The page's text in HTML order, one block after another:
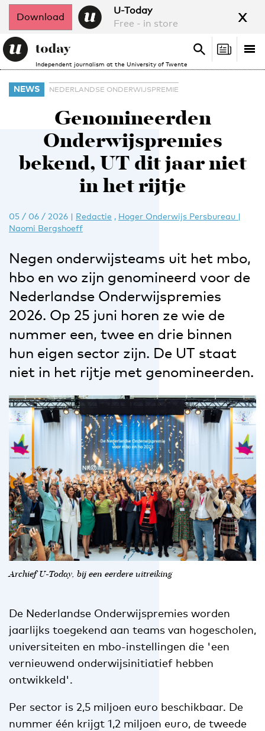
Download
U-Today
Free - in store
x
Independent journalism at the University of Twente
Search
Search
NEWS NEDERLANDSE ONDERWIJSPREMIE
Genomineerden
Onderwijspremies
bekend, UT dit jaar niet
in het rijtje
05 / 06 / 2026 | Redactie , Hoger Onderwijs Persbureau |
Naomi Bergshoeff
Negen onderwijsteams uit het mbo,
hbo en wo zijn genomineerd voor de
Nederlandse Onderwijspremies
2026. Op 25 juni horen ze wie de
nummer een, twee en drie binnen
hun eigen sector zijn. De UT staat
niet in het rijtje met genomineerden.
Archief U-Today, bij een eerdere uitreiking
De Nederlandse Onderwijspremies worden
jaarlijks toegekend aan teams van hogescholen,
universiteiten en mbo-instellingen die 'een
vernieuwend onderwijsinitiatief hebben
ontwikkeld'.
Per sector is 2,5 miljoen euro beschikbaar. De
nummer één krijgt 1,2 miljoen euro, de tweede